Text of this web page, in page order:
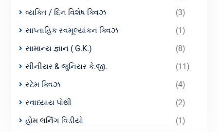
વ્યક્તિ / દિન વિશેષ ક્વિઝ
(3)
સાપ્તાહિક સ્વમૂલ્યાંકન ક્વિઝ
(1)
સામાન્ય જ્ઞાન ( G.K.)
(8)
સીનીયર & જુનિયર કે.જી.
(11)
સ્ટેમ ક્વિઝ
(4)
સ્વાધ્યાય પોથી
(2)
હોમ લર્નિંગ વિડીયો
(1)